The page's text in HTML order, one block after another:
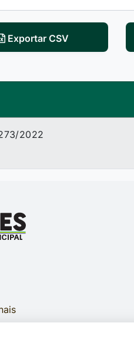
Exportar CSV
2022